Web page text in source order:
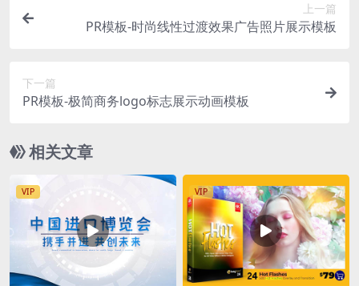
上一篇
PR模板-时尚线性过渡效果广告照片展示模板
下一篇
PR模板-极简商务logo标志展示动画模板
相关文章
VIP VIP